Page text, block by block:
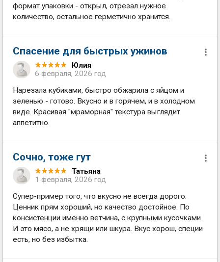
формат упаковки - открыл, отрезал нужное
количество, остальное герметично хранится.
Спасение для быстрых ужинов
Юлия
6 февраля, 2026 год
Нарезала кубиками, быстро обжарила с яйцом и
зеленью - готово. Вкусно и в горячем, и в холодном
виде. Красивая "мраморная" текстура выглядит
аппетитно.
Сочно, тоже гут
Татьяна
1 февраля, 2026 год
Супер-пример того, что вкусно не всегда дорого.
Ценник прям хороший, но качество достойное. По
консистенции именно ветчина, с крупными кусочками.
И это мясо, а не хрящи или шкура. Вкус хорош, специи
есть, но без избытка.